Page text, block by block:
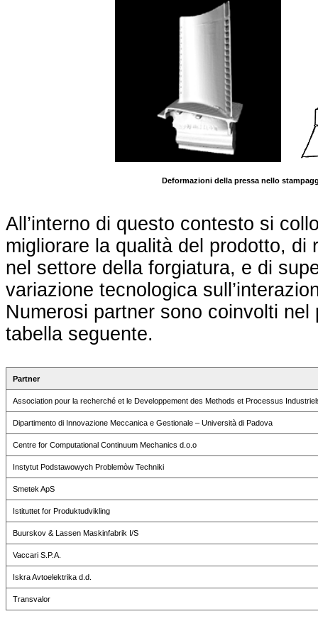
Deformazioni della pressa nello
All’interno di questo contesto si
migliorare la qualità del prodotto,
nel settore della forgiatura, e di
variazione tecnologica
Numerosi partner sono coinvolti
tabella seguente.
Partner
Association pour la recherché et le Developpement des Methods et Processus
Dipartimento di Innovazione Meccanica e Gestionale – Università di Padova
Centre for Computational Continuum Mechanics d.o.o
Instytut Podstawowych Problemòw Techniki
Smetek ApS
Istituttet for Produktudvikling
Buurskov & Lassen Maskinfabrik I/S
Vaccari S.P.A.
Iskra Avtoelektrika d.d.
Transvalor